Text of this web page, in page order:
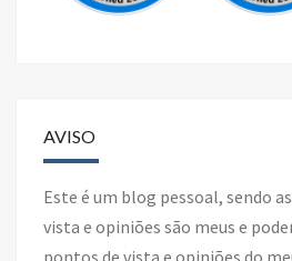
AVISO
Este é um blog pessoal, sendo
vista e opiniões são meus e